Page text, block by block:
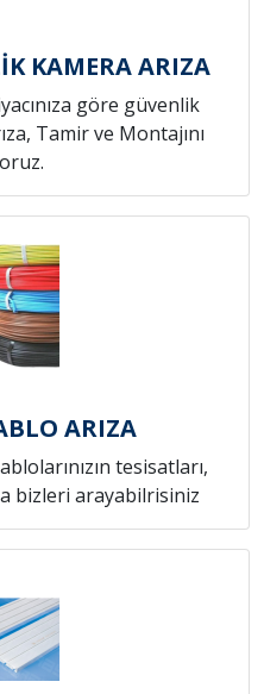
KAMERA ARIZA
göre güvenlik
Tamir ve Montajını
ARIZA
tesisatları,
bizleri arayabilrisiniz